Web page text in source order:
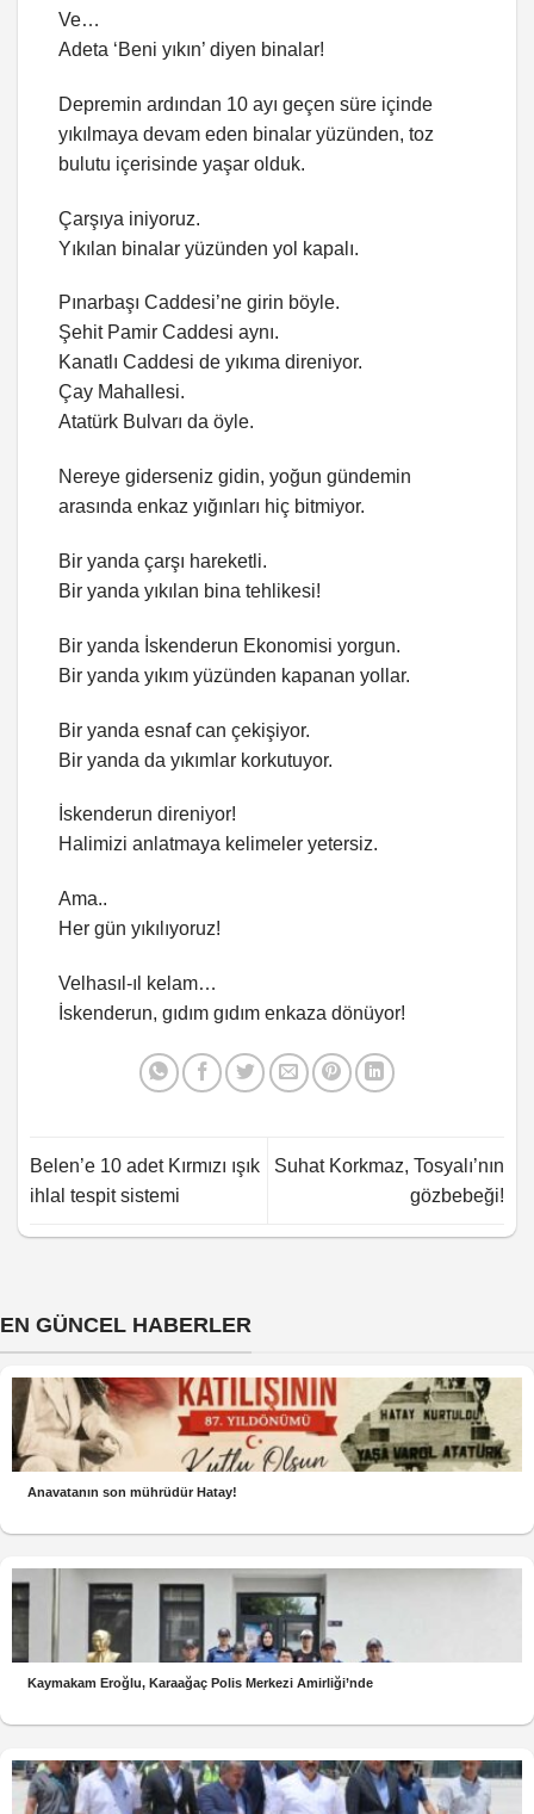
Ve…
Adeta ‘Beni yıkın’ diyen binalar!
Depremin ardından 10 ayı geçen süre içinde
yıkılmaya devam eden binalar yüzünden, toz
bulutu içerisinde yaşar olduk.
Çarşıya iniyoruz.
Yıkılan binalar yüzünden yol kapalı.
Pınarbaşı Caddesi’ne girin böyle.
Şehit Pamir Caddesi aynı.
Kanatlı Caddesi de yıkıma direniyor.
Çay Mahallesi.
Atatürk Bulvarı da öyle.
Nereye giderseniz gidin, yoğun gündemin
arasında enkaz yığınları hiç bitmiyor.
Bir yanda çarşı hareketli.
Bir yanda yıkılan bina tehlikesi!
Bir yanda İskenderun Ekonomisi yorgun.
Bir yanda yıkım yüzünden kapanan yollar.
Bir yanda esnaf can çekişiyor.
Bir yanda da yıkımlar korkutuyor.
İskenderun direniyor!
Halimizi anlatmaya kelimeler yetersiz.
Ama..
Her gün yıkılıyoruz!
Velhasıl-ıl kelam…
İskenderun, gıdım gıdım enkaza dönüyor!
Belen’e 10 adet Kırmızı ışık
ihlal tespit sistemi
Suhat Korkmaz, Tosyalı’nın
gözbebeği!
EN GÜNCEL HABERLER
Anavatanın son mührüdür Hatay!
Kaymakam Eroğlu, Karaağaç Polis Merkezi Amirliği’nde